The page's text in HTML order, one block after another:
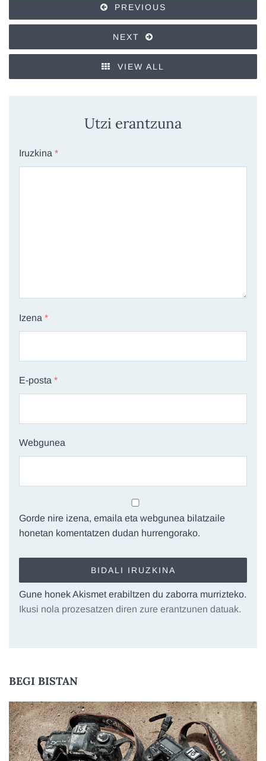
PREVIOUS
NEXT
VIEW ALL
Utzi erantzuna
Iruzkina *
Izena *
E-posta *
Webgunea
Gorde nire izena, emaila eta webgunea bilatzaile
honetan komentatzen dudan hurrengorako.
Gune honek Akismet erabiltzen du zaborra murrizteko.
Ikusi nola prozesatzen diren zure erantzunen datuak.
BEGI BISTAN